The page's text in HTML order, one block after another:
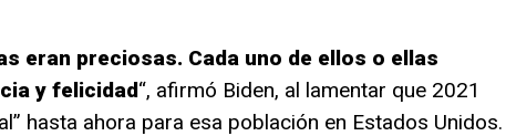
eran preciosas. Cada uno de ellos o ellas
y felicidad“, afirmó Biden, al lamentar que 2021
hasta ahora para esa población en Estados Unidos.